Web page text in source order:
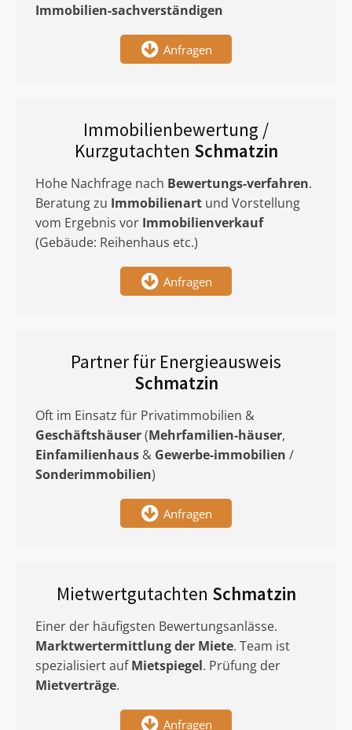
Immobilien-sachverständigen
Anfragen
Immobilienbewertung /
Kurzgutachten Schmatzin
Hohe Nachfrage nach Bewertungs-verfahren.
Beratung zu Immobilienart und Vorstellung
vom Ergebnis vor Immobilienverkauf
(Gebäude: Reihenhaus etc.)
Anfragen
Partner für Energieausweis
Schmatzin
Oft im Einsatz für Privatimmobilien &
Geschäftshäuser(Mehrfamilien-häuser,
Einfamilienhaus & Gewerbe-immobilien /
Sonderimmobilien)
Anfragen
Mietwertgutachten Schmatzin
Einer der häufigsten Bewertungsanlässe.
Marktwertermittlungder Miete. Team ist
spezialisiert aufMietspiegel. Prüfung der
Mietverträge.
Anfragen